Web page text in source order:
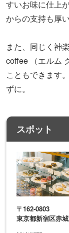
すいお味に仕上
からの支持も厚
また、同じく神
coffee （エルム
こともできます
ずに。
スポット
〒162-0803
東京都新宿区赤